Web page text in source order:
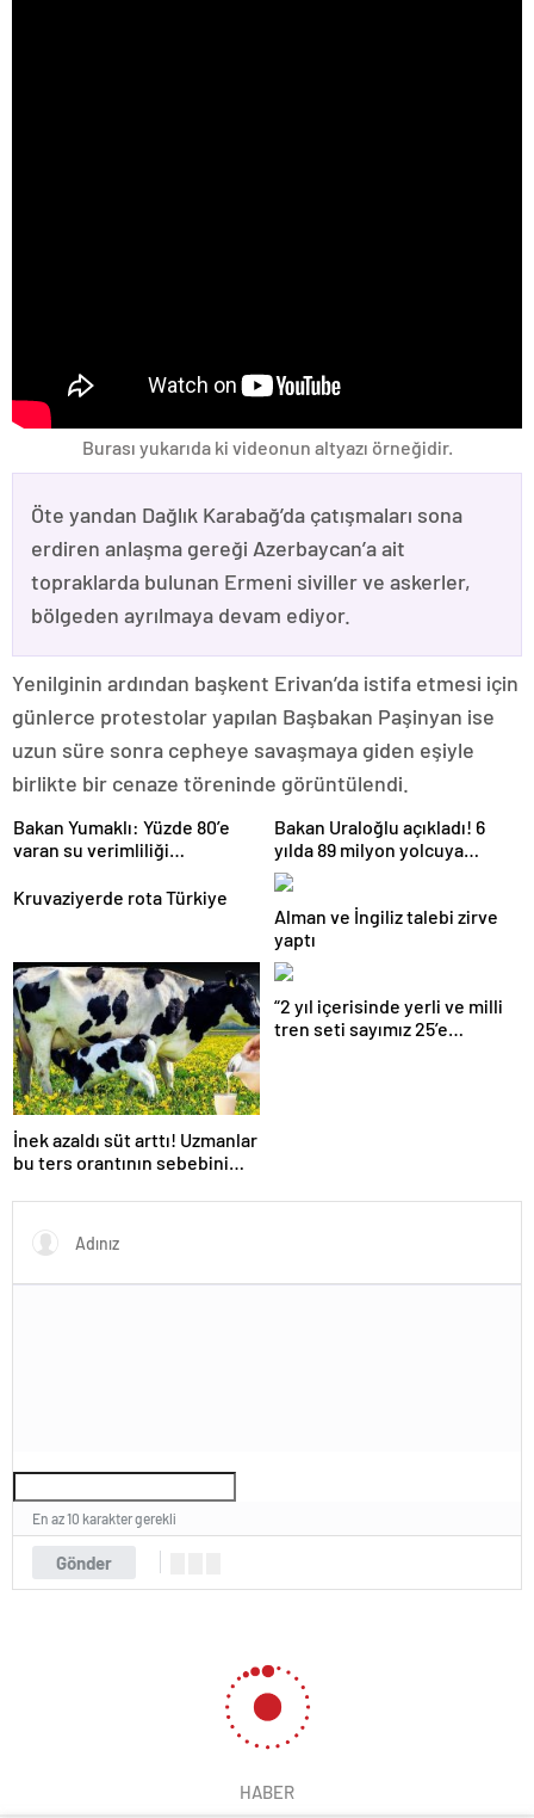
Burası yukarıda ki videonun altyazı örneğidir.
Öte yandan Dağlık Karabağ’da çatışmaları sona
erdiren anlaşma gereği Azerbaycan’a ait
topraklarda bulunan Ermeni siviller ve askerler,
bölgeden ayrılmaya devam ediyor.
Yenilginin ardından başkent Erivan’da istifa etmesi için
günlerce protestolar yapılan Başbakan Paşinyan ise
uzun süre sonra cepheye savaşmaya giden eşiyle
birlikte bir cenaze töreninde görüntülendi.
Bakan Yumaklı: Yüzde 80’e
varan su verimliliği
Bakan Uraloğlu açıkladı! 6
yılda 89 milyon yolcuya
hizmet verdi
Kruvaziyerde rota Türkiye
Alman ve İngiliz talebi zirve
yaptı
İnek azaldı süt arttı! Uzmanlar
bu ters orantının sebebini
“2 yıl içerisinde yerli ve milli
tren seti sayımız 25’e
Gönder
En az 10 karakter gerekli
HABER